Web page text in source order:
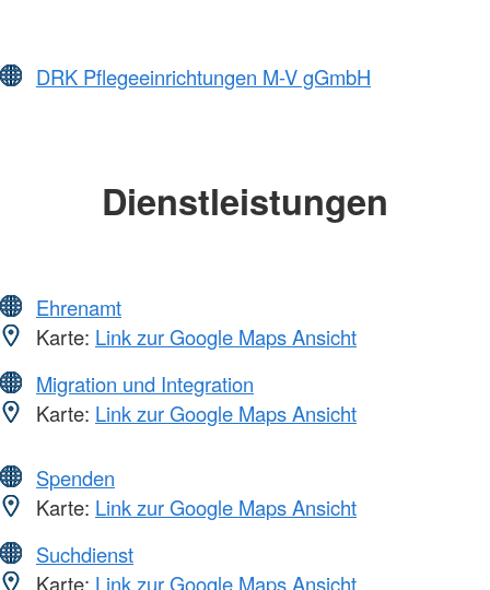
DRK Pflegeeinrichtungen M-V gGmbH
Dienstleistungen
Ehrenamt
Karte: Link zur Google Maps Ansicht
Migration und Integration
Karte: Link zur Google Maps Ansicht
Spenden
Karte: Link zur Google Maps Ansicht
Suchdienst
Karte: Link zur Google Maps Ansicht